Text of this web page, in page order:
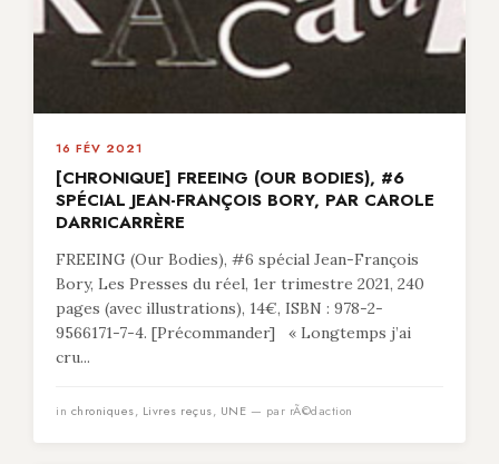
16 FÉV 2021
[CHRONIQUE] FREEING (OUR BODIES), #6
SPÉCIAL JEAN-FRANÇOIS BORY, PAR CAROLE
DARRICARRÈRE
FREEING (Our Bodies), #6 spécial Jean-François
Bory, Les Presses du réel, 1er trimestre 2021, 240
pages (avec illustrations), 14€, ISBN : 978-2-
9566171-7-4. [Précommander] « Longtemps j’ai
cru...
in chroniques, Livres reçus, UNE — par rÃ©daction